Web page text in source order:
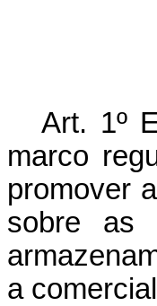
Art. 1º
marco
promover
sobre as
a